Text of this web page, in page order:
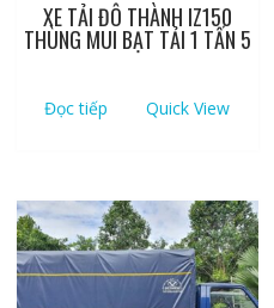
XE TẢI ĐÔ THÀNH IZ150
THÙNG MUI BẠT TẢI 1 TẤN 5
Đọc tiếp Quick View